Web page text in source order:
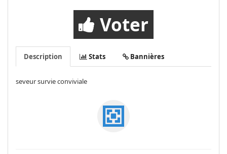
Voter
Description Stats Bannières
seveur survie conviviale